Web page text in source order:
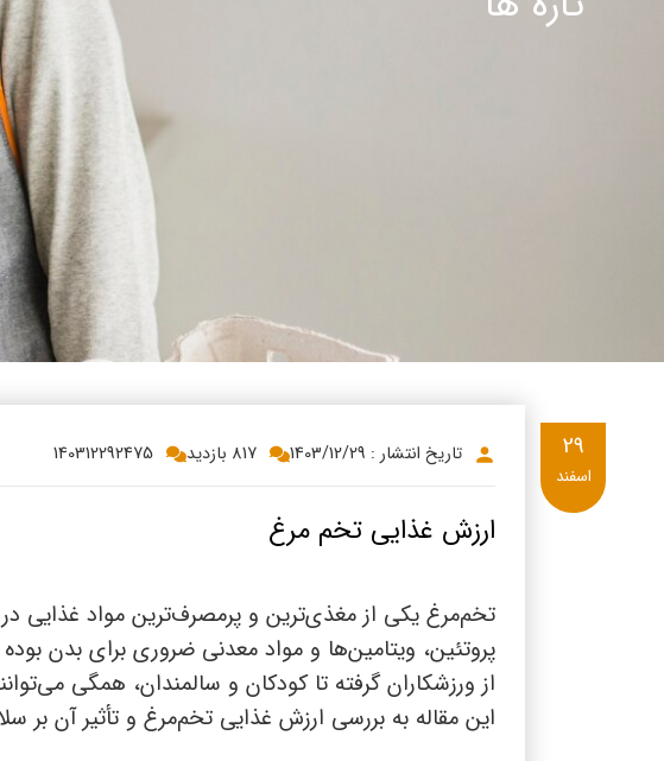
خامه
سینما دوماس
رادیو دوماس
دانستنی های سلامت
گالری تصاویر
English
Russian
تاریخ انتشار : 1403/12/29 817 بازدید 140312292475 29
اسفند
ارزش غذایی تخم مرغ
تخم‌مرغ یکی از مغذی‌ترین و پرمصرف‌ترین مواد غذایی
پروتئین، ویتامین‌ها و مواد معدنی ضروری برای بدن
از ورزشکاران گرفته تا کودکان و سالمندان، همگی
این مقاله به بررسی ارزش غذایی تخم‌مرغ و تأثیر آن بر